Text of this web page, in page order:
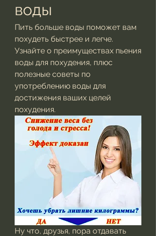
воды
Пить больше воды поможет вам
похудеть быстрее и легче.
Узнайте о преимуществах пьения
воды для похудения, плюс
полезные советы по
употреблению воды для
достижения ваших целей
похудения.
Ну что, друзья, пора отдавать